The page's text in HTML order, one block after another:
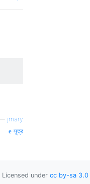
jmary
সূত্র
Licensed under cc by-sa 3.0